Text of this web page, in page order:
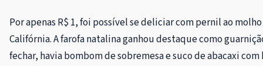
Por apenas R$ 1, foi possível se deliciar com pernil ao
Califórnia. A farofa natalina ganhou destaque como
fechar, havia bombom de sobremesa e suco de abacaxi